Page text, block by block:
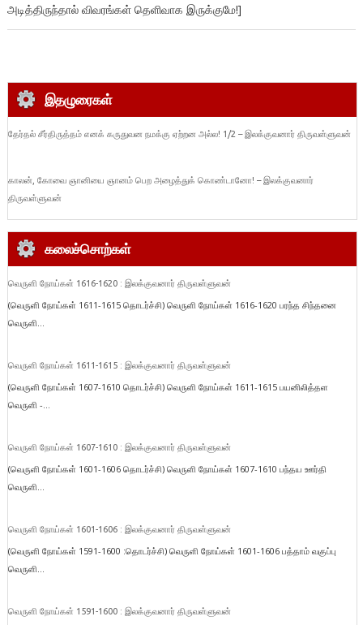
அடித்திருந்தால் விவரங்கள் தெளிவாக இருக்குமே!]
இதழுரைகள்
தேர்தல் சீர்திருத்தம் எனக் கருதுவன நமக்கு ஏற்றன அல்ல! 1/2 – இலக்குவனார் திருவள்ளுவன்
காலன், கோவை ஞானியை ஞானம் பெற அழைத்துக் கொண்டானோ! – இலக்குவனார்
திருவள்ளுவன்
கலைச்சொற்கள்
வெருளி நோய்கள் 1616-1620 : இலக்குவனார் திருவள்ளுவன்
(வெருளி நோய்கள் 1611-1615 தொடர்ச்சி) வெருளி நோய்கள் 1616-1620 பரந்த சிந்தனை
வெருளி...
வெருளி நோய்கள் 1611-1615 : இலக்குவனார் திருவள்ளுவன்
(வெருளி நோய்கள் 1607-1610 தொடர்ச்சி) வெருளி நோய்கள் 1611-1615 பயனிலித்தள
வெருளி -...
வெருளி நோய்கள் 1607-1610 : இலக்குவனார் திருவள்ளுவன்
(வெருளி நோய்கள் 1601-1606 தொடர்ச்சி) வெருளி நோய்கள் 1607-1610 பந்தய ஊர்தி
வெருளி...
வெருளி நோய்கள் 1601-1606 : இலக்குவனார் திருவள்ளுவன்
(வெருளி நோய்கள் 1591-1600 :தொடர்ச்சி) வெருளி நோய்கள் 1601-1606 பத்தாம் வகுப்பு
வெருளி...
வெருளி நோய்கள் 1591-1600 : இலக்குவனார் திருவள்ளுவன்